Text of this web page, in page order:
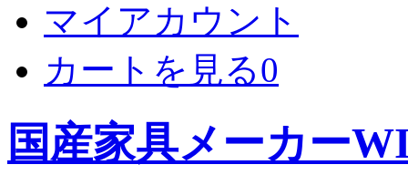
マイアカウント
カートを見る0
国産家具メーカー